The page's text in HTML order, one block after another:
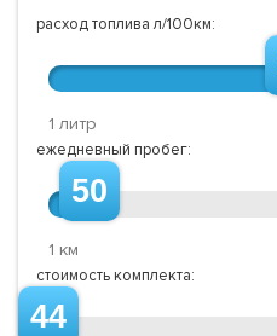
расход топлива л/100км:
1 литр
ежедневный пробег:
50
1 км
стоимость комплекта:
44